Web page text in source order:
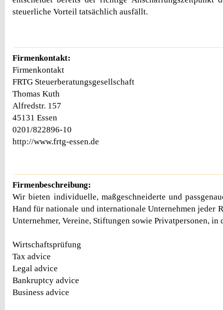
steuerliche Vorteil tatsächlich ausfällt.
Firmenkontakt:
Firmenkontakt
FRTG Steuerberatungsgesellschaft
Thomas Kuth
Alfredstr. 157
45131 Essen
0201/822896-10
http://www.frtg-essen.de
Firmenbeschreibung:
Wir bieten individuelle, maßgeschneiderte und
Hand für nationale und internationale Unternehmen jeder
Unternehmer, Vereine, Stiftungen sowie Privatpersonen, in
Wirtschaftsprüfung
Tax advice
Legal advice
Bankruptcy advice
Business advice